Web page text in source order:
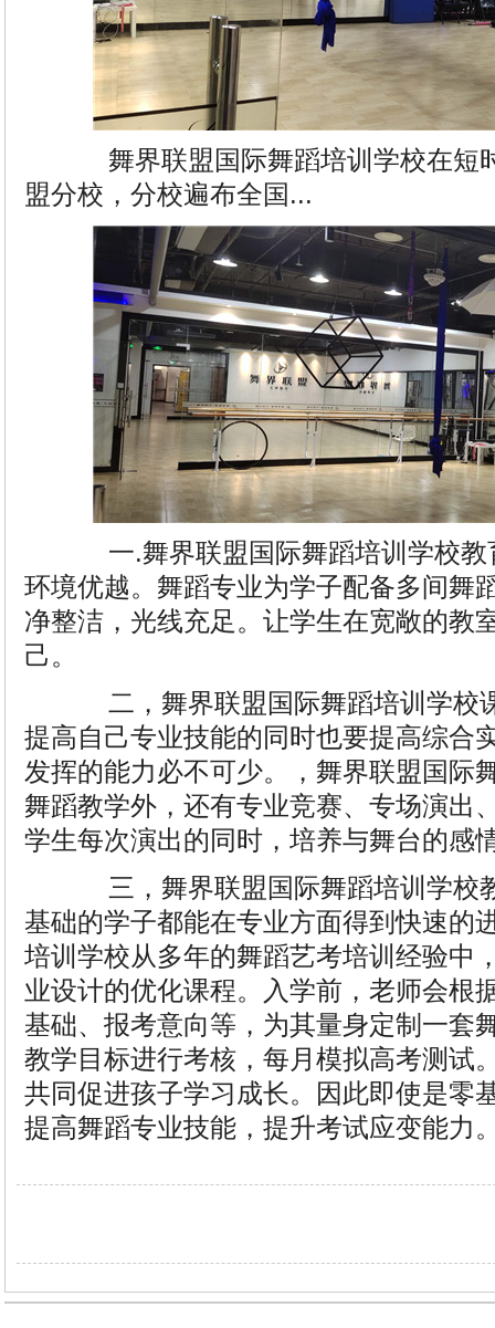
舞界联盟国际舞蹈培训学校在短
盟分校，分校遍布全国...
一.舞界联盟国际舞蹈培训学校教
环境优越。舞蹈专业为学子配备多间舞
净整洁，光线充足。让学生在宽敞的教
己。
二，舞界联盟国际舞蹈培训学校
提高自己专业技能的同时也要提高综合
发挥的能力必不可少。，舞界联盟国际
舞蹈教学外，还有专业竞赛、专场演出
学生每次演出的同时，培养与舞台的感
三，舞界联盟国际舞蹈培训学校
基础的学子都能在专业方面得到快速的
培训学校从多年的舞蹈艺考培训经验中
业设计的优化课程。入学前，老师会根
基础、报考意向等，为其量身定制一套
教学目标进行考核，每月模拟高考测试
共同促进孩子学习成长。因此即使是零
提高舞蹈专业技能，提升考试应变能力